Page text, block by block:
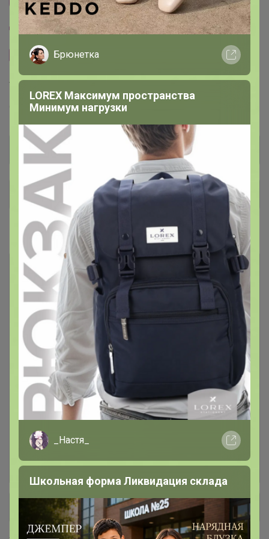
Общий каталог
#Для женщин
Блузки, рубашки 143
Брюки 48
Джемпера 99
Жакеты, Жилеты и Кардиганы 31
Свитшот, худи, толстовки 43
+ Ещё 2 каталога
Пристрой организатора Артемида
Сайт закупки
Торговые марки
GREG™ BERTHIER™ T-lab™
Брюнетка
LOREX Максимум пространства
Минимум нагрузки
_Настя_
Школьная форма Ликвидация склада